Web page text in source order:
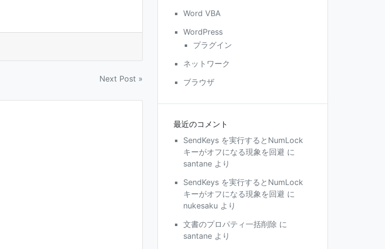
Next Post »
Word VBA
WordPress
プラグイン
ネットワーク
ブラウザ
最近のコメント
SendKeys を実行するとNumLock
キーがオフになる現象を回避 に
santane より
SendKeys を実行するとNumLock
キーがオフになる現象を回避 に
nukesaku より
文書のプロパティ一括削除 に
santane より